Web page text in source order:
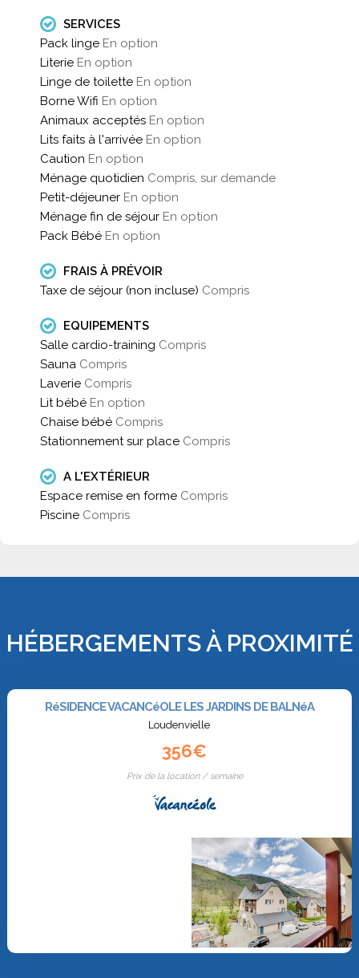
SERVICES
Pack linge En option
Literie En option
Linge de toilette En option
Borne Wifi En option
Animaux acceptés En option
Lits faits à l'arrivée En option
Caution En option
Ménage quotidien Compris, sur demande
Petit-déjeuner En option
Ménage fin de séjour En option
Pack Bébé En option
FRAIS À PRÉVOIR
Taxe de séjour (non incluse) Compris
EQUIPEMENTS
Salle cardio-training Compris
Sauna Compris
Laverie Compris
Lit bébé En option
Chaise bébé Compris
Stationnement sur place Compris
A L'EXTÉRIEUR
Espace remise en forme Compris
Piscine Compris
HÉBERGEMENTS À PROXIMITÉ
RéSIDENCE VACANCéOLE LES JARDINS DE BALNéA
Loudenvielle
356€
Prix de la location / semaine